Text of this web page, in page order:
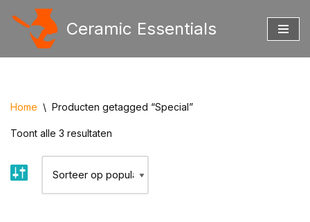
Ceramic Essentials
Home \ Producten getagged “Special”
Toont alle 3 resultaten